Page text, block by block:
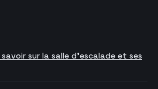
sur la salle d'escalade et ses